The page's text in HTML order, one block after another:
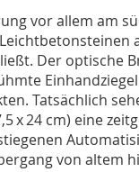
vor allem am
Der optische
Tatsächlich
x 24 cm) eine
von altem